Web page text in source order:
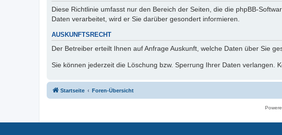
Diese Richtlinie umfasst nur den Bereich der Seiten, die die phpBB-
Daten verarbeitet, wird er Sie darüber gesondert informieren.
AUSKUNFTSRECHT
Der Betreiber erteilt Ihnen auf Anfrage Auskunft, welche Daten über Sie
Sie können jederzeit die Löschung bzw. Sperrung Ihrer Daten verlangen.
Startseite Foren-Übersicht